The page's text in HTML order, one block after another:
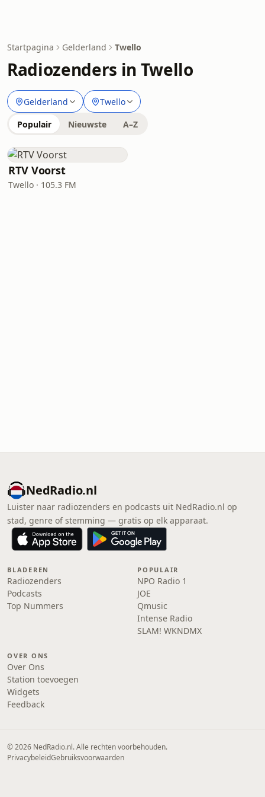
Startpagina Gelderland Twello
Radiozenders in Twello
Gelderland Twello
Populair Nieuwste A–Z
RTV Voorst
Twello · 105.3 FM
NedRadio.nl
Luister naar radiozenders en podcasts uit NedRadio.nl op
stad, genre of stemming — gratis op elk apparaat.
BLADEREN
Radiozenders
Podcasts
Top Nummers
POPULAIR
NPO Radio 1
JOE
Qmusic
Intense Radio
SLAM! WKNDMX
OVER ONS
Over Ons
Station toevoegen
Widgets
Feedback
© 2026 NedRadio.nl. Alle rechten voorbehouden.
PrivacybeleidGebruiksvoorwaarden